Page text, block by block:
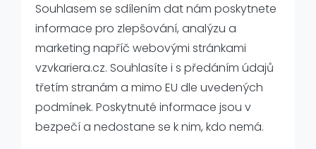
Volná místa
Domů Volná místa
Souhlasem se sdílením dat nám poskytnete
informace pro zlepšování, analýzu a
marketing napříč webovými stránkami
vzvkariera.cz. Souhlasíte i s předáním údajů
třetím stranám a mimo EU dle uvedených
podmínek. Poskytnuté informace jsou v
bezpečí a nedostane se k nim, kdo nemá.